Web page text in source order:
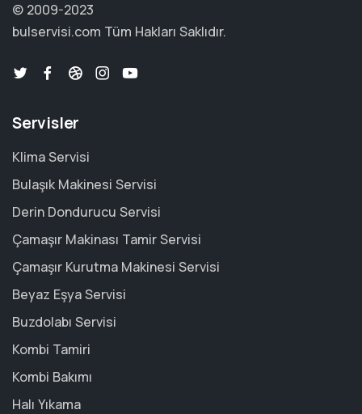
© 2009-2023
bulservisi.com Tüm Hakları Saklıdır.
Servisler
Klima Servisi
Bulaşık Makinesi Servisi
Derin Dondurucu Servisi
Çamaşır Makinası Tamir Servisi
Çamaşır Kurutma Makinesi Servisi
Beyaz Eşya Servisi
Buzdolabı Servisi
Kombi Tamiri
Kombi Bakımı
Halı Yıkama